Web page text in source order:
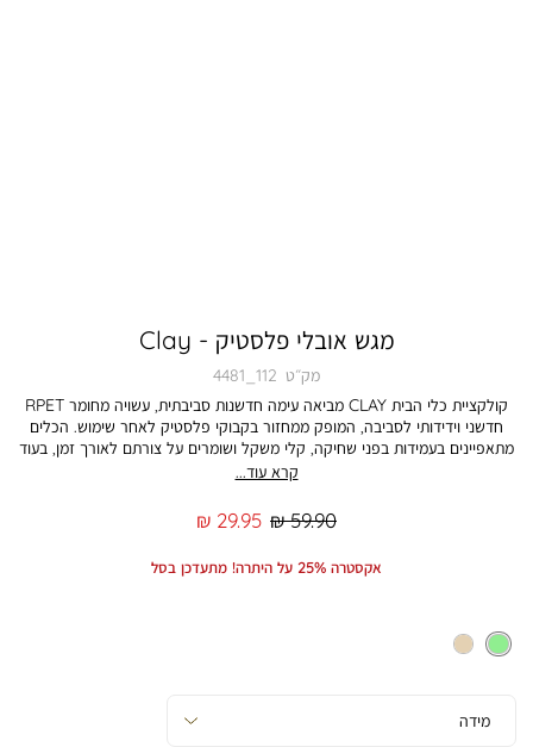
מגש אובלי פלסטיק - Clay
מק״ט 4481_112
קולקציית כלי הבית CLAY מביאה עימה חדשנות סביבתית, עשויה מחומר RPET
חדשני וידידותי לסביבה, המופק ממחזור בקבוקי פלסטיק לאחר שימוש. הכלים
מתאפיינים בעמידות בפני שחיקה, קלי משקל ושומרים על צורתם לאורך זמן, בעוד
העיצוב המינימליסטי והנקי מעניק מראה זהה לכלי קרמיקה. מגש זה, בצבע ירוק
ומתאים לאירוח מושלם בבית ובחוץ. התמונה להמחשה בלבד. הצבע במציאות עשוי
להיות שונה מהמוצג בתמונה.
קרא עוד...
מחיר
29.95 ₪
מחיר
59.90 ₪
אקסטרה 25% על היתרה! מתעדכן בסל